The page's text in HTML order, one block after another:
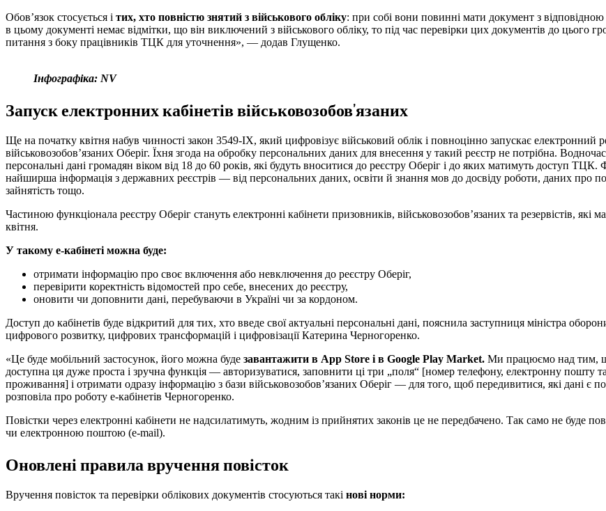
Обов’язок стосується і тих, хто повністю знятий з військового обліку: при собі вони повинні мати документ з
в цьому документі немає відмітки, що він виключений з військового обліку, то під час перевірки цих документів до цього
питання з боку працівників ТЦК для уточнення», — додав Глущенко.
Інфографіка: NV
Запуск електронних кабінетів військовозобов’язаних
Ще на початку квітня набув чинності закон 3549-ІХ, який цифровізує військовий облік і повноцінно запускає електронний
військовозобов’язаних Оберіг. Їхня згода на обробку персональних даних для внесення у такий реєстр не потрібна.
персональні дані громадян віком від 18 до 60 років, які будуть вноситися до реєстру Оберіг і до яких матимуть доступ ТЦК.
найширша інформація з державних реєстрів — від персональних даних, освіти й знання мов до досвіду роботи, даних про
зайнятість тощо.
Частиною функціонала реєстру Оберіг стануть електронні кабінети призовників, військовозобов’язаних та резервістів, які
квітня.
У такому е-кабінеті можна буде:
отримати інформацію про своє включення або невключення до реєстру Оберіг,
перевірити коректність відомостей про себе, внесених до реєстру,
оновити чи доповнити дані, перебуваючи в Україні чи за кордоном.
Доступ до кабінетів буде відкритий для тих, хто введе свої актуальні персональні дані, пояснила заступниця міністра
цифрового розвитку, цифрових трансформацій і цифровізації Катерина Черногоренко.
«Це буде мобільний застосунок, його можна буде завантажити в App Store і в Google Play Market. Ми працюємо над тим,
доступна ця дуже проста і зручна функція — авторизуватися, заповнити ці три „поля“ [номер телефону, електронну пошту
проживання] і отримати одразу інформацію з бази військовозобов’язаних Оберіг — для того, щоб передивитися, які дані є
розповіла про роботу е-кабінетів Черногоренко.
Повістки через електронні кабінети не надсилатимуть, жодним із прийнятих законів це не передбачено. Так само не буде
чи електронною поштою (e-mail).
Оновлені правила вручення повісток
Вручення повісток та перевірки облікових документів стосуються такі нові норми: